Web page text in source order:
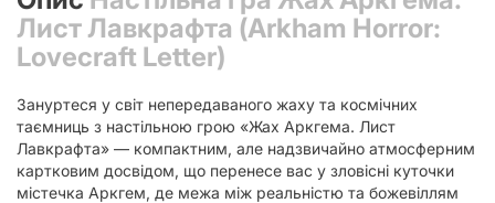
Лист Лавкрафта (Arkham Horror:
Lovecraft Letter)
Зануртеся у світ непередаваного жаху та космічних
таємниць з настільною грою «Жах Аркгема. Лист
Лавкрафта» — компактним, але надзвичайно атмосферним
картковим досвідом, що перенесе вас у зловісні куточки
містечка Аркгем, де межа між реальністю та божевіллям